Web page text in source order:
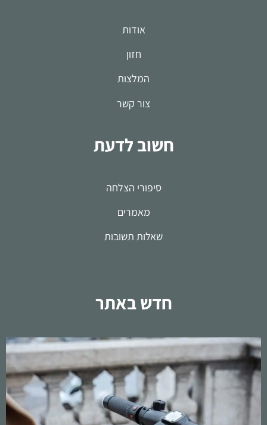
אודות
חזון
המלצות
צור קשר
חשוב לדעת
סיפורי הצלחה
מאמרים
שאלות תשובות
חדש באתר